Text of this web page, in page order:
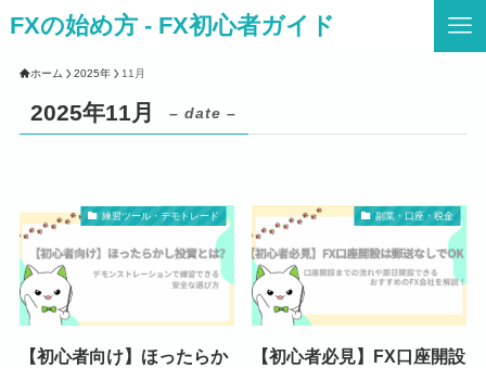
FXの始め方 - FX初心者ガイド
ホーム 2025年 11月
2025年11月 – date –
練習ツール・デモトレード
【初心者向け】ほったらか
副業・口座・税金
【初心者必見】FX口座開設